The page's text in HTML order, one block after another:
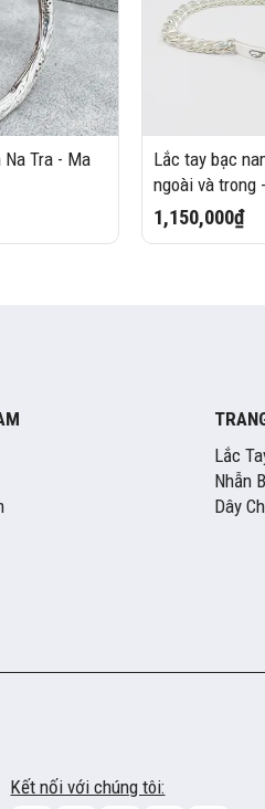
Na Tra - Ma
Lắc tay bạc
ngoài và trong
1,150,000₫
Lắc
Nhẫn
Dây
Kết nối với chúng tôi: